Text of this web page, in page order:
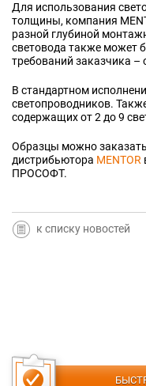
Для использования
толщины, компания
разной глубиной
световода также может
требований заказчика –
В стандартном
светопроводников.
содержащих от 2 до 9
Образцы можно
дистрибьютора MENTOR
ПРОСОФТ.
к списку новостей